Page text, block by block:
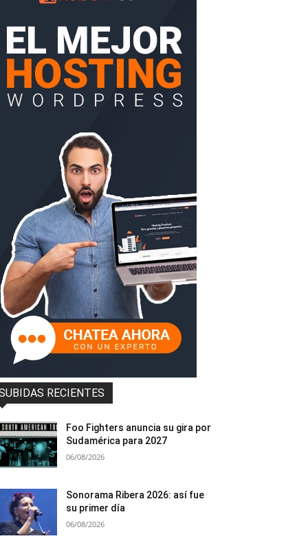
RECIENTES
Foo Fighters anuncia su gira por
Sudamérica para 2027
06/08/2026
Sonorama Ribera 2026: así fue
su primer día
06/08/2026